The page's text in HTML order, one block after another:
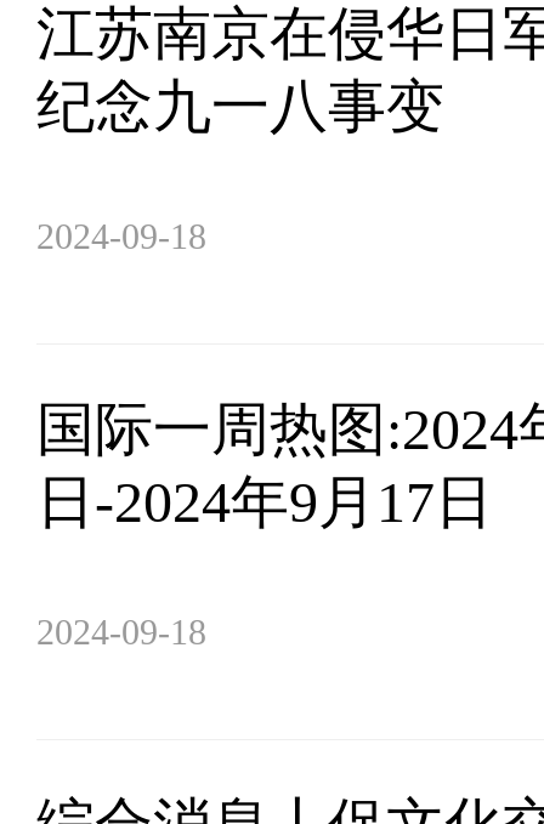
江苏南京在侵华日
纪念九一八事变
2024-09-18
国际一周热图:2024
日-2024年9月17日
2024-09-18